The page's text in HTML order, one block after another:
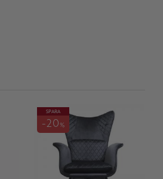
SPARA
20%